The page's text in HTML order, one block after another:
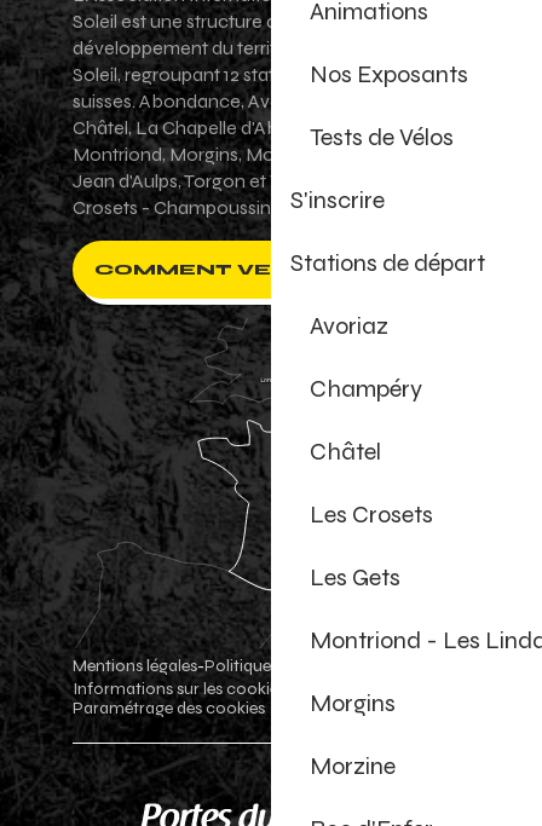
Animations
Nos Exposants
Tests de Vélos
S'inscrire
Stations de départ
Avoriaz
Champéry
Châtel
Les Crosets
Les Gets
Montriond - Les
Morgins
Morzine
Soleil est une structure de promotion et de
développement du territoire des Portes du
Soleil, regroupant 12 stations villages franco-
suisses. Abondance, Avoriaz 1800, Champéry,
Châtel, La Chapelle d'Abondance, Les Gets,
Montriond, Morgins, Morzine-Avoriaz, Saint-
Jean d'Aulps, Torgon et Val-d'Illiez - Les
Crosets - Champoussin.
COMMENT VENIR ?
Mentions légales-Politique de confidentialité
Informations sur les cookies
Paramétrage des cookies